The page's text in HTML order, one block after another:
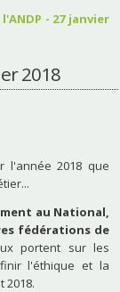
- 27 janvier
2018
l'année 2018 que
au National,
fédérations de
portent sur les
l'éthique et la
2018.